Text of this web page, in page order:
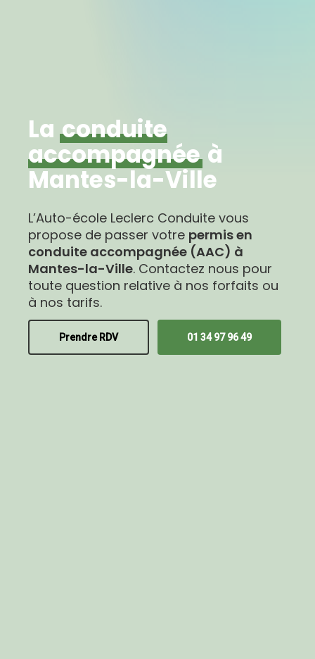
Laconduite
accompagnée à
Mantes-la-Ville
L’Auto-école Leclerc Conduite vous
propose de passer votre permis en
conduite accompagnée (AAC) à
Mantes-la-Ville. Contactez nous pour
toute question relative à nos forfaits ou
à nos tarifs.
Prendre RDV 01 34 97 96 49